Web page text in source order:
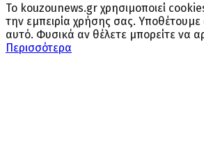
Το kouzounews.gr χρησιμοποιεί
την εμπειρία χρήσης σας. Υποθέτουμε
αυτό. Φυσικά αν θέλετε μπορείτε να
Περισσότερα